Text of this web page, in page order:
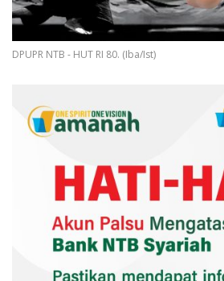
DPUPR NTB - HUT RI 80. (Iba/Ist)